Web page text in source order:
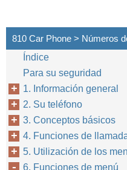
810 Car Phone > Números
Índice
Para su seguridad
1. Información general
2. Su teléfono
3. Conceptos básicos
4. Funciones de
5. Utilización de los
6. Funciones de menú